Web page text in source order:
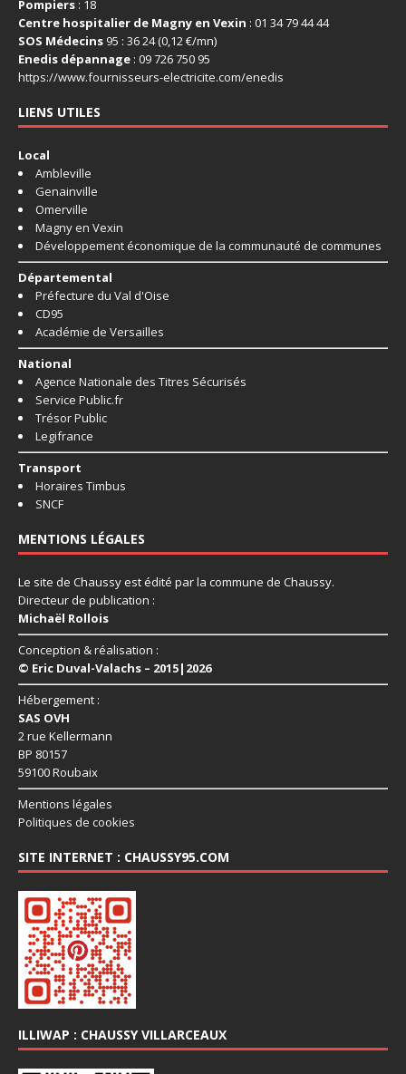
Pompiers : 18
Centre hospitalier de Magny en Vexin : 01 34 79 44 44
SOS Médecins 95 : 36 24 (0,12 €/mn)
Enedis dépannage : 09 726 750 95
https://www.fournisseurs-electricite.com/enedis
LIENS UTILES
Local
Ambleville
Genainville
Omerville
Magny en Vexin
Développement économique de la communauté de communes
Départemental
Préfecture du Val d'Oise
CD95
Académie de Versailles
National
Agence Nationale des Titres Sécurisés
Service Public.fr
Trésor Public
Legifrance
Transport
Horaires Timbus
SNCF
MENTIONS LÉGALES
Le site de Chaussy est édité par la commune de Chaussy.
Directeur de publication :
Michaël Rollois
Conception & réalisation :
© Eric Duval-Valachs – 2015|2026
Hébergement :
SAS OVH
2 rue Kellermann
BP 80157
59100 Roubaix
Mentions légales
Politiques de cookies
SITE INTERNET : CHAUSSY95.COM
ILLIWAP : CHAUSSY VILLARCEAUX